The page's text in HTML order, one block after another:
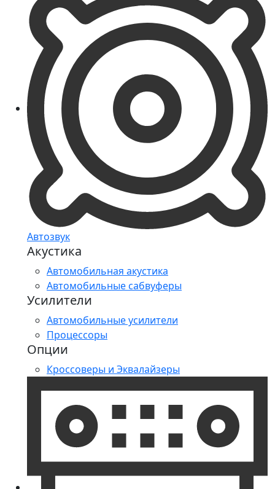
Автозвук
Акустика
Автомобильная акустика
Автомобильные сабвуферы
Усилители
Автомобильные усилители
Процессоры
Опции
Кроссоверы и Эквалайзеры